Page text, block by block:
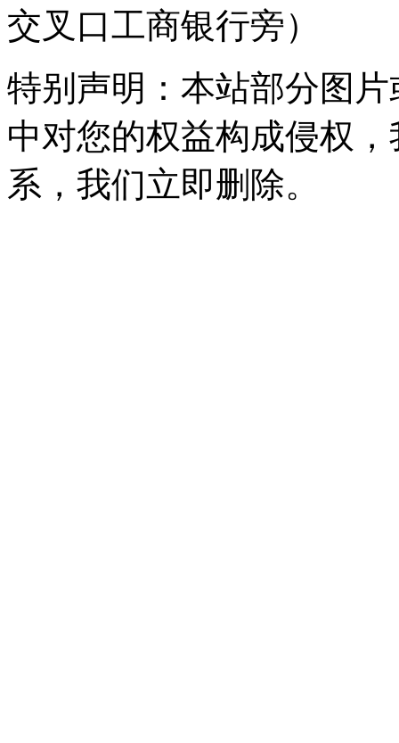
交叉口工商银行旁）
特别声明：本站部分图
中对您的权益构成侵权
系，我们立即删除。